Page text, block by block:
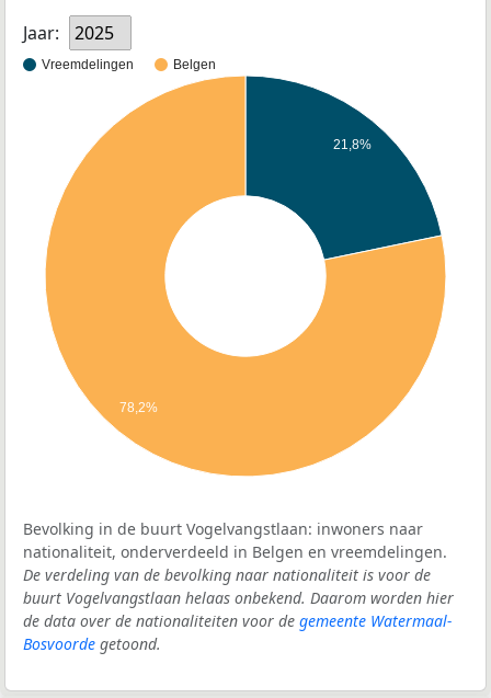
Jaar:
2025
Vreemdelingen Belgen
21,8%
78,2%
Bevolking in de buurt Vogelvangstlaan: inwoners naar
nationaliteit, onderverdeeld in Belgen en vreemdelingen.
De verdeling van de bevolking naar nationaliteit is voor de
buurt Vogelvangstlaan helaas onbekend. Daarom worden hier
de data over de nationaliteiten voor de gemeente Watermaal-
Bosvoorde getoond.